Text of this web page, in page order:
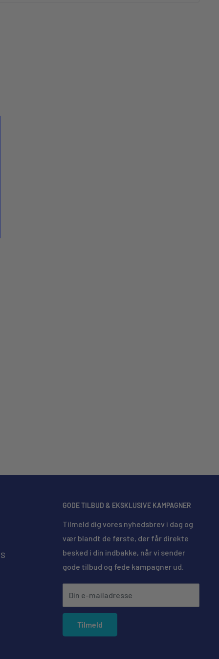
GODE TILBUD & EKSKLUSIVE KAMPAGNER
Tilmeld dig vores nyhedsbrev i dag og
vær blandt de første, der får direkte
besked i din indbakke, når vi sender
gode tilbud og fede kampagner ud.
Din e-mailadresse
Tilmeld